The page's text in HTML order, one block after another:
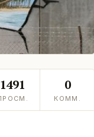
1491 0
КОММ.